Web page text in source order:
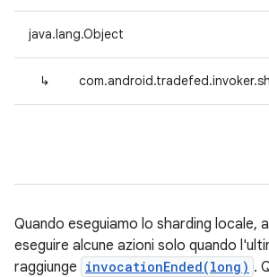
java.lang.Object
↳
Quando eseguiamo lo sharding locale,
eseguire alcune azioni solo quando
raggiunge invocationEnded(long) .